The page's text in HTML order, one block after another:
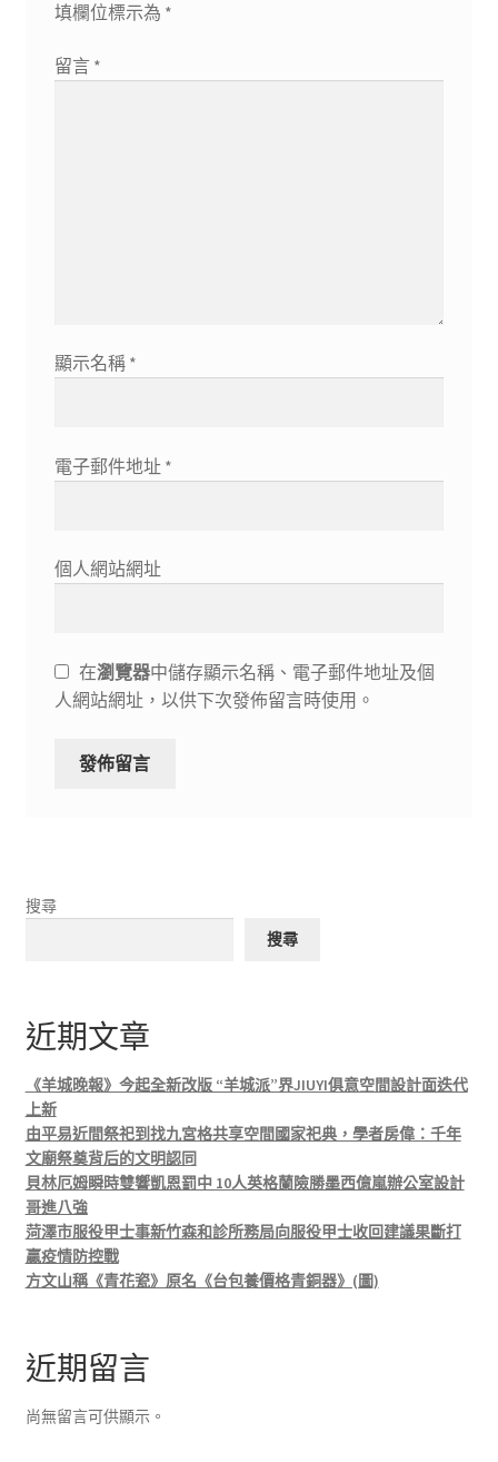
填欄位標示為 *
留言 *
顯示名稱 *
電子郵件地址 *
個人網站網址
在瀏覽器中儲存顯示名稱、電子郵件地址及個
人網站網址，以供下次發佈留言時使用。
搜尋
搜尋
近期文章
《羊城晚報》今起全新改版 “羊城派”界JIUYI俱意空間設計面迭代
上新
由平易近間祭祀到找九宮格共享空間國家祀典，學者房偉：千年
文廟祭奠背后的文明認同
貝林厄姆瞬時雙響凱恩罰中 10人英格蘭險勝墨西億嵐辦公室設計
哥進八強
菏澤市服役甲士事新竹森和診所務局向服役甲士收回建議果斷打
贏疫情防控戰
方文山稱《青花瓷》原名《台包養價格青銅器》(圖)
近期留言
尚無留言可供顯示。